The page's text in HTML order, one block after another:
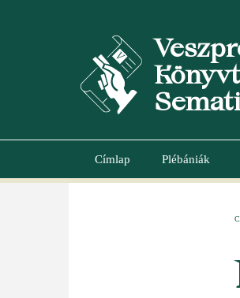
Main
Címlap Plébániák